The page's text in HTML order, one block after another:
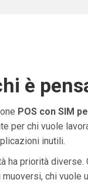
è
POS con SIM
per chi vuole
inutili.
ha priorità diverse.
chi vuole